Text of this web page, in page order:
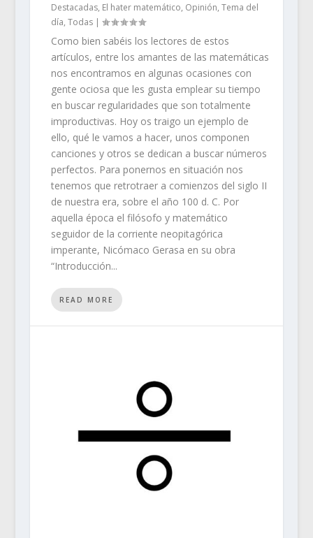
Destacadas, El hater matemático, Opinión, Tema del
día, Todas|
Como bien sabéis los lectores de estos
artículos, entre los amantes de las matemáticas
nos encontramos en algunas ocasiones con
gente ociosa que les gusta emplear su tiempo
en buscar regularidades que son totalmente
improductivas. Hoy os traigo un ejemplo de
ello, qué le vamos a hacer, unos componen
canciones y otros se dedican a buscar números
perfectos. Para ponernos en situación nos
tenemos que retrotraer a comienzos del siglo II
de nuestra era, sobre el año 100 d. C. Por
aquella época el filósofo y matemático
seguidor de la corriente neopitagórica
imperante, Nicómaco Gerasa en su obra
“Introducción...
READ MORE